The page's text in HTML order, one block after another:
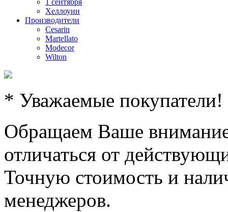
1 сентября
Хеллоуин
Производители
Cesarin
Martellato
Modecor
Wilton
* Уважаемые покупатели!
Обращаем Ваше
отличаться от
Точную стоимость и
менеджеров.